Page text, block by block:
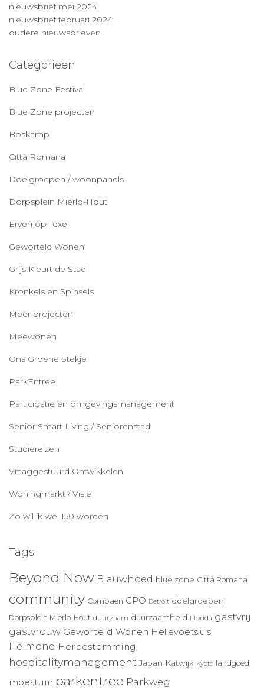
nieuwsbrief mei 2024
nieuwsbrief februari 2024
oudere nieuwsbrieven
Categorieën
Blue Zone Festival
Blue Zone projecten
Boskamp
Città Romana
Doelgroepen / woonpanels
Dorpsplein Mierlo-Hout
Erven op Texel
Geworteld Wonen
Grijs Kleurt de Stad
Kronkels en Spinsels
Meer projecten
Meewonen
Ons Groene Stekje
ParkEntree
Participatie en omgevingsmanagement
Senior Smart Living / Seniorenstad
Studiereizen
Vraaggestuurd Ontwikkelen
Woningmarkt / Visie
Zo wil ik wel 150 worden
Tags
Beyond Now Blauwhoed blue zone Città Romana
community Compaen CPO Detroit doelgroepen
Dorpsplein Mierlo-Hout duurzaam duurzaamheid Florida gastvrij
gastvrouw Geworteld Wonen Hellevoetsluis
Helmond Herbestemming
hospitalitymanagement Japan Katwijk Kyoto landgoed
moestuin parkentree Parkweg